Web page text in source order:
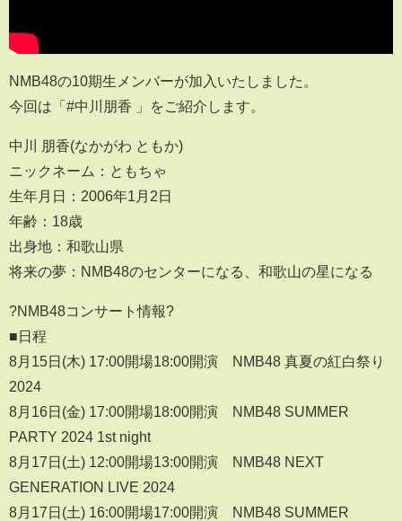
NMB48の10期生メンバーが加入いたしました。
今回は「#中川朋香 」をご紹介します。
中川 朋香(なかがわ ともか)
ニックネーム：ともちゃ
生年月日：2006年1月2日
年齢：18歳
出身地：和歌山県
将来の夢：NMB48のセンターになる、和歌山の星になる
?NMB48コンサート情報?
■日程
8月15日(木) 17:00開場18:00開演 NMB48 真夏の紅白祭り
2024
8月16日(金) 17:00開場18:00開演 NMB48 SUMMER
PARTY 2024 1st night
8月17日(土) 12:00開場13:00開演 NMB48 NEXT
GENERATION LIVE 2024
8月17日(土) 16:00開場17:00開演 NMB48 SUMMER